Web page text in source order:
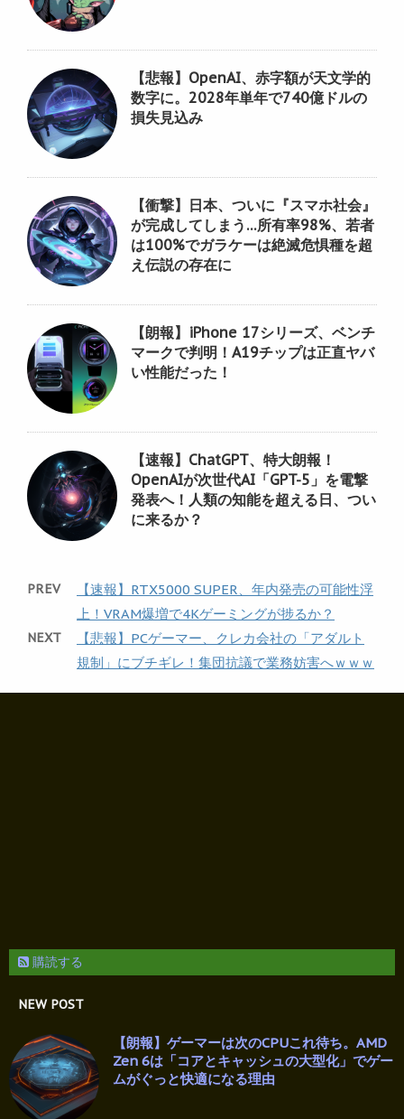
【悲報】OpenAI、赤字額が天文学的
数字に。2028年単年で740億ドルの
損失見込み
【衝撃】日本、ついに『スマホ社会』
が完成してしまう…所有率98%、若者
は100%でガラケーは絶滅危惧種を超
え伝説の存在に
【朗報】iPhone 17シリーズ、ベンチ
マークで判明！A19チップは正直ヤバ
い性能だった！
【速報】ChatGPT、特大朗報！
OpenAIが次世代AI「GPT-5」を電撃
発表へ！人類の知能を超える日、つい
に来るか？
PREV
【速報】RTX5000 SUPER、年内発売の可能性浮
上！VRAM爆増で4Kゲーミングが捗るか？
NEXT
【悲報】PCゲーマー、クレカ会社の「アダルト
規制」にブチギレ！集団抗議で業務妨害へｗｗｗ
購読する
NEW POST
【朗報】ゲーマーは次のCPUこれ待ち。AMD
Zen 6は「コアとキャッシュの大型化」でゲー
ムがぐっと快適になる理由